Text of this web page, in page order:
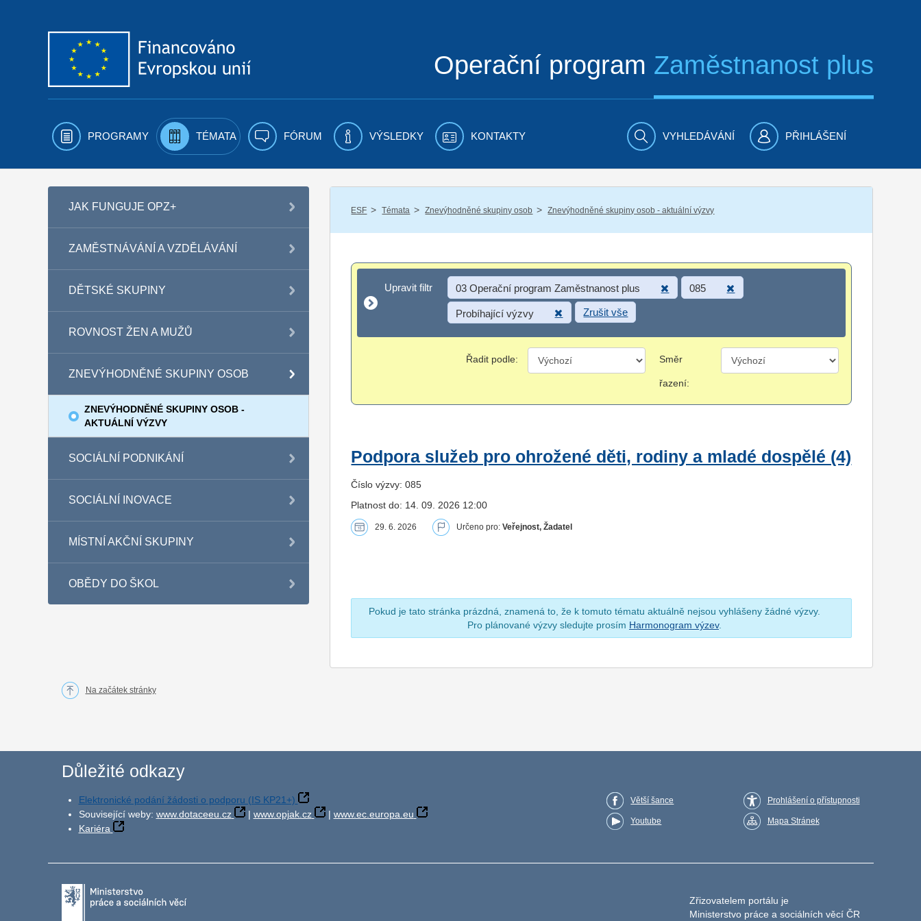
Operační program Zaměstnanost plus
PROGRAMY TÉMATA FÓRUM VÝSLEDKY KONTAKTY VYHLEDÁVÁNÍ PŘIHLÁŠENÍ
JAK FUNGUJE OPZ+
ZAMĚSTNÁVÁNÍ A VZDĚLÁVÁNÍ
DĚTSKÉ SKUPINY
ROVNOST ŽEN A MUŽŮ
ZNEVÝHODNĚNÉ SKUPINY OSOB
ZNEVÝHODNĚNÉ SKUPINY OSOB -
AKTUÁLNÍ VÝZVY
SOCIÁLNÍ PODNIKÁNÍ
SOCIÁLNÍ INOVACE
MÍSTNÍ AKČNÍ SKUPINY
OBĚDY DO ŠKOL
ESF / Témata / Znevýhodněné skupiny osob / Znevýhodněné skupiny osob - aktuální výzvy
Upravit filtr
Upravit filtr 03 Operační program Zaměstnanost plus 085
Probíhající výzvy Zrušit vše
Řadit podle: Směr
řazení:
Podpora služeb pro ohrožené děti, rodiny a mladé dospělé (4)
Číslo výzvy: 085
Platnost do: 14. 09. 2026 12:00
29. 6. 2026 Určeno pro:Veřejnost, Žadatel
Pokud je tato stránka prázdná, znamená to, že k tomuto tématu aktuálně nejsou vyhlášeny žádné výzvy.
Pro plánované výzvy sledujte prosím Harmonogram výzev.
Na začátek stránky
Důležité odkazy
Elektronické podání žádosti o podporu (IS KP21+)
Související weby: www.dotaceeu.cz | www.opjak.cz | www.ec.europa.eu
Kariéra
Větší šance
Youtube
Prohlášení o přístupnosti
Mapa Stránek
Zřizovatelem portálu je
Ministerstvo práce a sociálních věcí ČR